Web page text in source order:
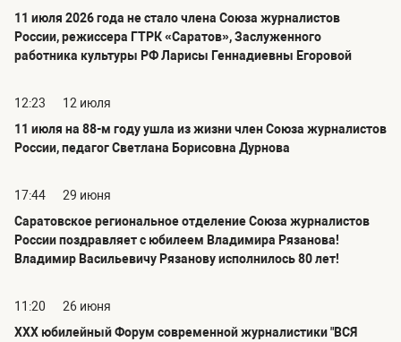
11 июля 2026 года не стало члена Союза журналистов
России, режиссера ГТРК «Саратов», Заслуженного
работника культуры РФ Ларисы Геннадиевны Егоровой
12:23
12 июля
11 июля на 88-м году ушла из жизни член Союза журналистов
России, педагог Светлана Борисовна Дурнова
17:44
29 июня
Саратовское региональное отделение Союза журналистов
России поздравляет с юбилеем Владимира Рязанова!
Владимир Васильевичу Рязанову исполнилось 80 лет!
11:20
26 июня
ХХХ юбилейный Форум современной журналистики "ВСЯ